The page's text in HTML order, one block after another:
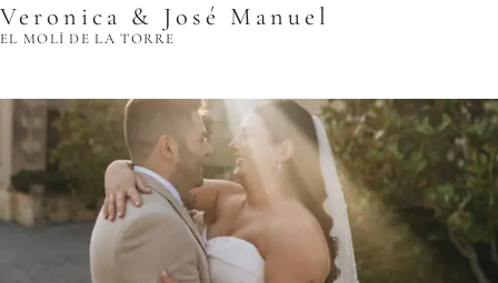
Veronica & José Manuel
EL MOLÍ DE LA TORRE